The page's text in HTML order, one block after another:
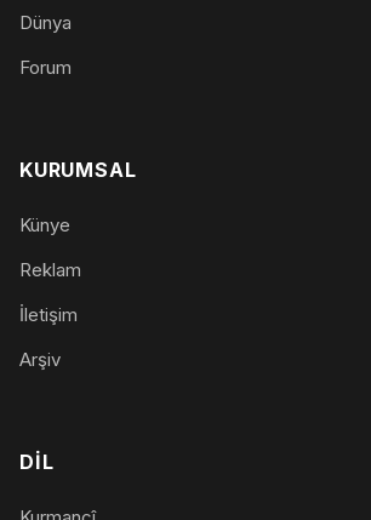
Dünya
Forum
KURUMSAL
Künye
Reklam
İletişim
Arşiv
DIL